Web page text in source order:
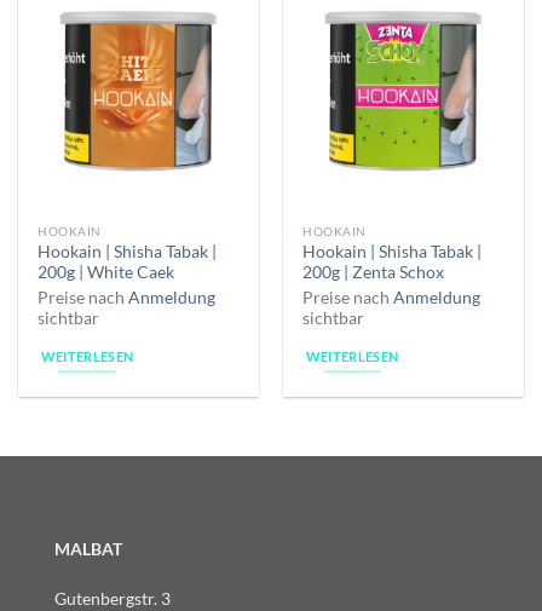
HOOKAIN
Hookain | Shisha Tabak |
200g | White Caek
Preise nachAnmeldung
sichtbar
WEITERLESEN
HOOKAIN
Hookain | Shisha Tabak |
200g | Zenta Schox
Preise nachAnmeldung
sichtbar
WEITERLESEN
MALBAT
Gutenbergstr. 3